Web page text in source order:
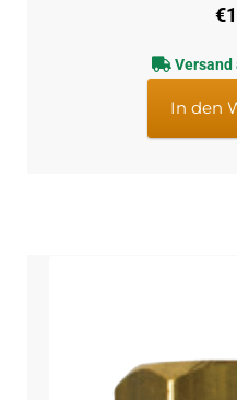
€
Versand
In den